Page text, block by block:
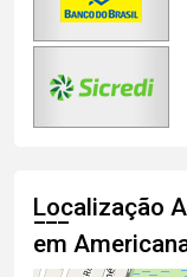
Localização
em